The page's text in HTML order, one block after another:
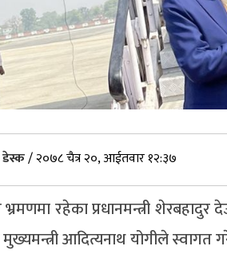
/२०७८ चैत्र २०, आईतवार १२:३७
रहेका प्रधानमन्त्री
मुख्यमन्त्री आदित्यनाथ योगीले